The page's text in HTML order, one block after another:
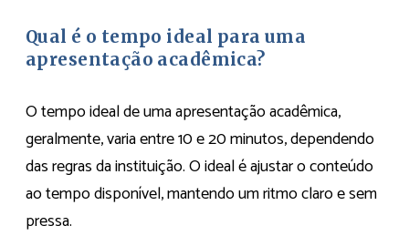
Qual é o tempo ideal para uma
apresentação acadêmica?
O tempo ideal de uma apresentação acadêmica,
geralmente, varia entre 10 e 20 minutos, dependendo
das regras da instituição. O ideal é ajustar o conteúdo
ao tempo disponível, mantendo um ritmo claro e sem
pressa.